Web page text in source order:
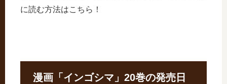
に読む方法はこちら！
漫画「インゴシマ」20巻の発売日